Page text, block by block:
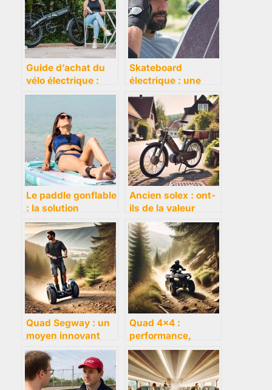
Guide d’achat du
vélo électrique :
tout ce qu’il faut
Skateboard
électrique : une
alternative durable
aux transports en
commun ?
Le paddle gonflable
: la solution
pratique et
économique pour
s’initier au paddle
Ancien solex : ont-
ils de la valeur
aujourd’hui ?
Quad Segway : un
moyen innovant
pour vos aventures
urbaines et tout
terrain
Quad 4×4 :
performance,
plaisir et
robustesse en tout
terrain